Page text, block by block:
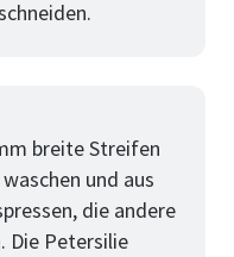
breite Streifen
und aus
die andere
Die Petersilie